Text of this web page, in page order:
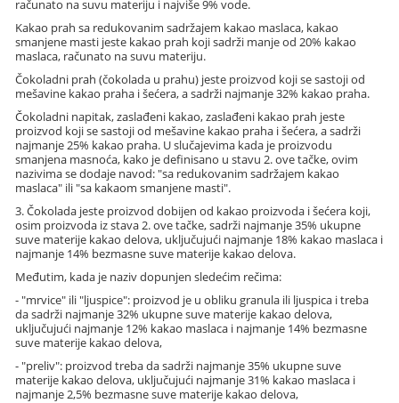
računato na suvu materiju i najviše 9% vode.
Kakao prah sa redukovanim sadržajem kakao maslaca, kakao
smanjene masti jeste kakao prah koji sadrži manje od 20% kakao
maslaca, računato na suvu materiju.
Čokoladni prah (čokolada u prahu) jeste proizvod koji se sastoji od
mešavine kakao praha i šećera, a sadrži najmanje 32% kakao praha.
Čokoladni napitak, zaslađeni kakao, zaslađeni kakao prah jeste
proizvod koji se sastoji od mešavine kakao praha i šećera, a sadrži
najmanje 25% kakao praha. U slučajevima kada je proizvodu
smanjena masnoća, kako je definisano u stavu 2. ove tačke, ovim
nazivima se dodaje navod: "sa redukovanim sadržajem kakao
maslaca" ili "sa kakaom smanjene masti".
3. Čokolada jeste proizvod dobijen od kakao proizvoda i šećera koji,
osim proizvoda iz stava 2. ove tačke, sadrži najmanje 35% ukupne
suve materije kakao delova, uključujući najmanje 18% kakao maslaca i
najmanje 14% bezmasne suve materije kakao delova.
Međutim, kada je naziv dopunjen sledećim rečima:
- "mrvice" ili "ljuspice": proizvod je u obliku granula ili ljuspica i treba
da sadrži najmanje 32% ukupne suve materije kakao delova,
uključujući najmanje 12% kakao maslaca i najmanje 14% bezmasne
suve materije kakao delova,
- "preliv": proizvod treba da sadrži najmanje 35% ukupne suve
materije kakao delova, uključujući najmanje 31% kakao maslaca i
najmanje 2,5% bezmasne suve materije kakao delova,